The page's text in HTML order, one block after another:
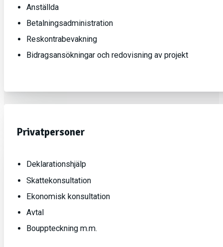
Anställda
Betalningsadministration
Reskontrabevakning
Bidragsansökningar och redovisning av projekt
Privatpersoner
Deklarationshjälp
Skattekonsultation
Ekonomisk konsultation
Avtal
Bouppteckning m.m.